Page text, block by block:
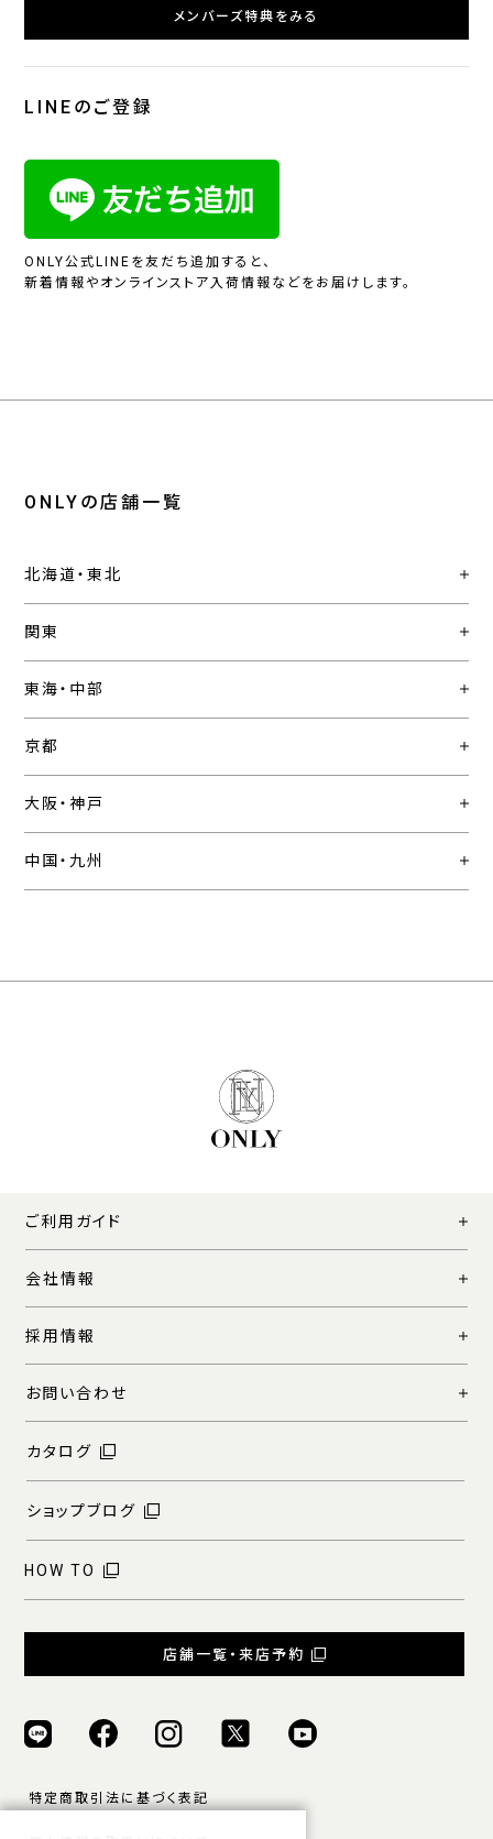
メンバーズ特典をみる
LINEのご登録
ONLY公式LINEを友だち追加すると、
新着情報やオンラインストア入荷情報などをお届けします。
ONLYの店舗一覧
北海道・東北
関東
東海・中部
京都
大阪・神戸
中国・九州
ご利用ガイド
会社情報
採用情報
お問い合わせ
カタログ
ショップブログ
HOW TO
店舗一覧・来店予約
特定商取引法に基づく表記